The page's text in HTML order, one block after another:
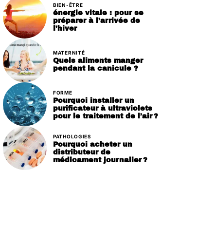
BIEN-ÊTRE
énergie vitale : pour se
préparer à l’arrivée de
l’hiver
MATERNITÉ
Quels aliments manger
pendant la canicule ?
FORME
Pourquoi installer un
purificateur à ultraviolets
pour le traitement de l’air ?
PATHOLOGIES
Pourquoi acheter un
distributeur de
médicament journalier ?